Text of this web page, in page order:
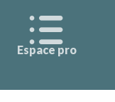
Espace pro